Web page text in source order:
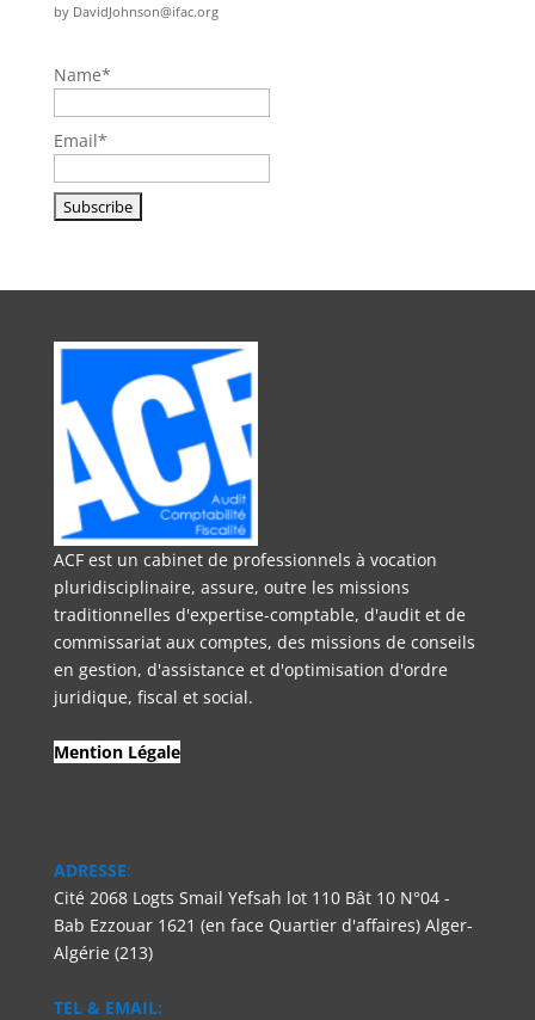
by DavidJohnson@ifac.org
Name*
Email*
ACF est un cabinet de professionnels à vocation
pluridisciplinaire, assure, outre les missions
traditionnelles d'expertise-comptable, d'audit et de
commissariat aux comptes, des missions de conseils
en gestion, d'assistance et d'optimisation d'ordre
juridique, fiscal et social.
Mention Légale
ADRESSE:
Cité 2068 Logts Smail Yefsah lot 110 Bât 10 N°04 -
Bab Ezzouar 1621 (en face Quartier d'affaires) Alger-
Algérie (213)
TEL & EMAIL: